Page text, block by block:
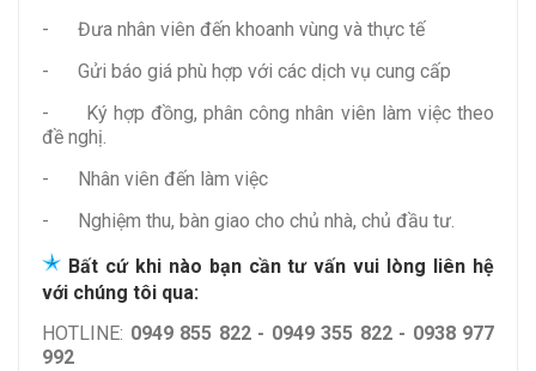
-
Đưa nhân viên đến khoanh vùng và thực tế
-
Gửi báo giá phù hợp với các dịch vụ cung cấp
-
Ký hợp đồng, phân công nhân viên làm việc theo
đề nghị.
-
Nhân viên đến làm việc
-
Nghiệm thu, bàn giao cho chủ nhà, chủ đầu tư.
Bất cứ khi nào bạn cần tư vấn vui lòng liên hệ
với chúng tôi qua:
HOTLINE: 0949 855 822 - 0949 355 822 - 0938 977
992